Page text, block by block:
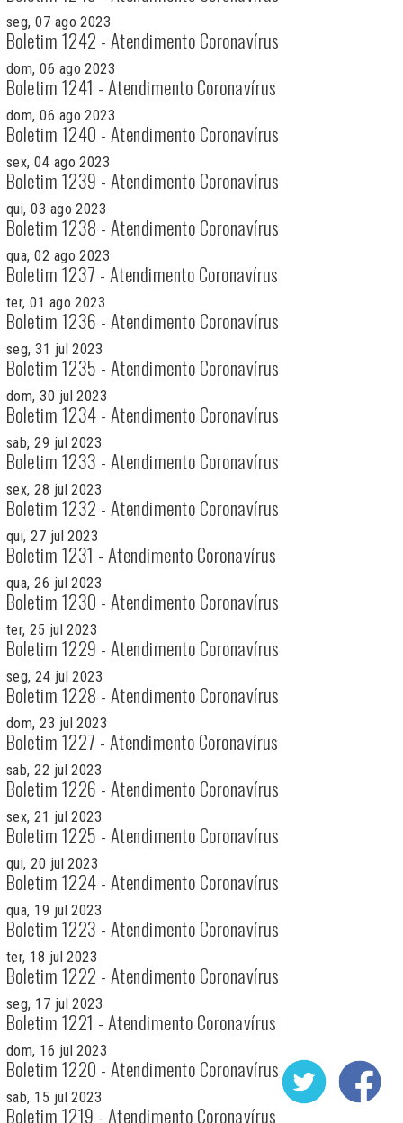
seg, 07 ago 2023
Boletim 1242 - Atendimento Coronavírus
dom, 06 ago 2023
Boletim 1241 - Atendimento Coronavírus
dom, 06 ago 2023
Boletim 1240 - Atendimento Coronavírus
sex, 04 ago 2023
Boletim 1239 - Atendimento Coronavírus
qui, 03 ago 2023
Boletim 1238 - Atendimento Coronavírus
qua, 02 ago 2023
Boletim 1237 - Atendimento Coronavírus
ter, 01 ago 2023
Boletim 1236 - Atendimento Coronavírus
seg, 31 jul 2023
Boletim 1235 - Atendimento Coronavírus
dom, 30 jul 2023
Boletim 1234 - Atendimento Coronavírus
sab, 29 jul 2023
Boletim 1233 - Atendimento Coronavírus
sex, 28 jul 2023
Boletim 1232 - Atendimento Coronavírus
qui, 27 jul 2023
Boletim 1231 - Atendimento Coronavírus
qua, 26 jul 2023
Boletim 1230 - Atendimento Coronavírus
ter, 25 jul 2023
Boletim 1229 - Atendimento Coronavírus
seg, 24 jul 2023
Boletim 1228 - Atendimento Coronavírus
dom, 23 jul 2023
Boletim 1227 - Atendimento Coronavírus
sab, 22 jul 2023
Boletim 1226 - Atendimento Coronavírus
sex, 21 jul 2023
Boletim 1225 - Atendimento Coronavírus
qui, 20 jul 2023
Boletim 1224 - Atendimento Coronavírus
qua, 19 jul 2023
Boletim 1223 - Atendimento Coronavírus
ter, 18 jul 2023
Boletim 1222 - Atendimento Coronavírus
seg, 17 jul 2023
Boletim 1221 - Atendimento Coronavírus
dom, 16 jul 2023
Boletim 1220 - Atendimento Coronavírus
sab, 15 jul 2023
Boletim 1219 - Atendimento Coronavírus